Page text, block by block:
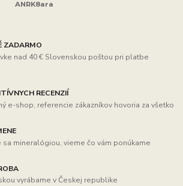
ANRK8ara
ZADARMO
nad 40 € Slovenskou poštou pri platbe
RECENZIÍ
e-shop, referencie zákazníkov hovoria za všetko
sa mineralógiou, vieme čo vám ponúkame
vyrábame v Českej republike